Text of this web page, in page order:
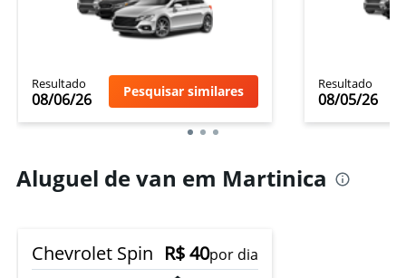
Resultado
08/06/26 Pesquisar similares Resultado
08/05/26
Aluguel de van em Martinica
Chevrolet Spin R$ 40por dia